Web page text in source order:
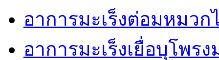
อาการมะเร็งต่อมหมวก
อาการมะเร็งเยื่อบุโพร